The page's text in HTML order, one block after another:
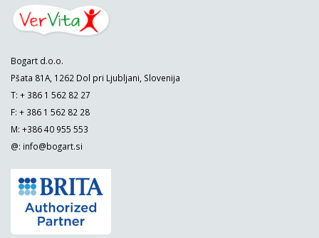
Bogart d.o.o.
Pšata 81A, 1262 Dol pri Ljubljani, Slovenija
T: + 386 1 562 82 27
F: + 386 1 562 82 28
M: +386 40 955 553
@: info@bogart.si